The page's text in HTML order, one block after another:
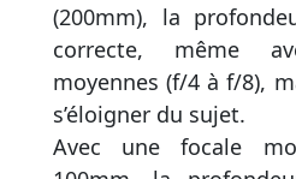
(200mm), la
correcte, même
moyennes (f/4 à f/8),
s’éloigner du sujet.
Avec une focale